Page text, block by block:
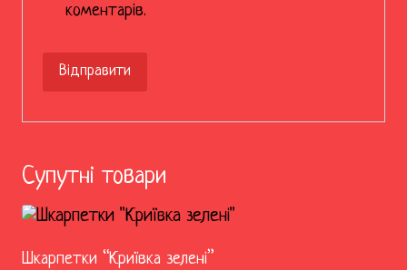
коментарів.
Супутні товари
Шкарпетки “Криївка зелені”